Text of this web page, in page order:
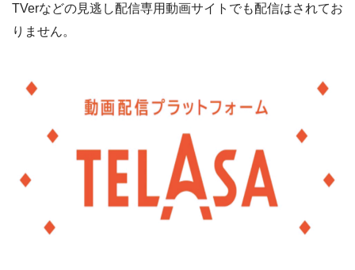
TVerなどの見逃し配信専用動画サイトでも配信はされてお
りません。